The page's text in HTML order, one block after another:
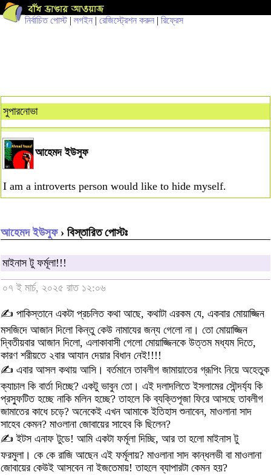
নির্বাচিত পোস্ট| লগইন | রেজিস্ট্রেশন করুন | রিফ্রেস
সুপারনোভা
আহেমদ ইউসুফ
I am a introverts person would like to hide myself.
আহেমদ ইউসুফ› বিস্তারিত পোস্টঃ
মাইনাস টু ফর্মূলা!!!
০৭ ই মার্চ, ২০২৫ রাত ১২:০৬
✍️ পাকিস্তানে একটা প্রচলিত কথা আছে, কথাটা এরকম যে, একবার মোয়াজ্জিন
মসজিদে আজান দিলো কিন্তু কেউ নামাযের জন্য গেলো না। তো মোয়াজ্জিন
দ্বিতীয়বার আজান দিলো, এলাকাবাসী গেলো মোয়াজ্জিনকে উত্তম মধ্যম দিতে,
কারণ শরীয়তে ২বার আযান দেয়ার বিধান নেই!!!!
✍️ এবার আসল কথায় আসি। বর্তমানে তাবলীগ জামায়াতের গ্রূপিং নিয়ে অহেতুক
ক্যাচাল কি বার্তা দিচ্ছে? একটু ভাবুন তো। এই দলাদলিতে ইসলামের সৌন্দর্য্য কি
প্রস্ফুটিত হচ্ছে নাকি মলিন হচ্ছে? তাহলে কি ব্যক্তিপূজা ফিরে আসছে তাবলীগ
জামাতের কাধে চড়ে? অনেকেই এখন আমাকে ইতিহাস শুনাবেন, মাওলানা সাদ
সাহেব কেমন? মাওলানা জোবায়ের সাহেব কি ছিলেন?
✍️ ইটস এনাফ টুডে! আমি একটা ফর্মূলা দিচ্ছি, আর তা হলো মাইনাস টু
ফরমুলা। কে কে রাজি আছেন এই ফর্মূলায়? মাওলানা সাদ কান্ধলভী বা মাওলানা
জোবায়ের কেউই আসবেন না ইজতেমায়! তাহলে ব্যাপারটা কেমন হয়?